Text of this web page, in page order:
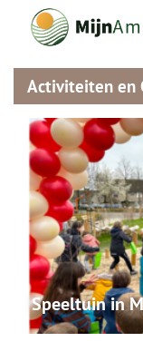
Activiteiten en
Speeltuin in